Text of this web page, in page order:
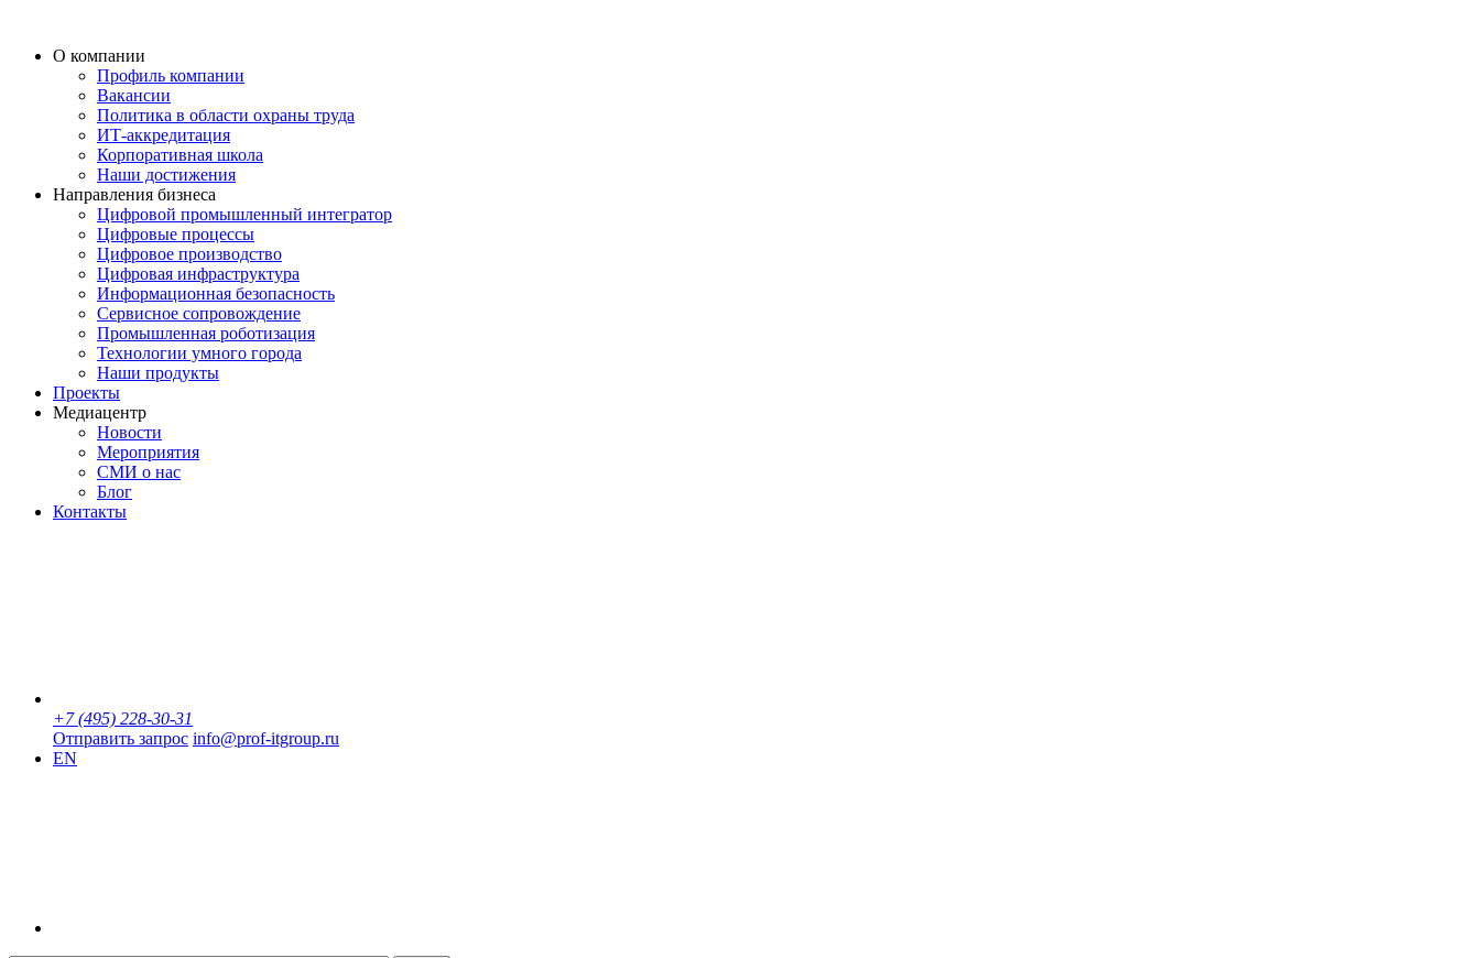
О компании
Профиль компании
Вакансии
Политика в области охраны труда
ИТ-аккредитация
Корпоративная школа
Наши достижения
Направления бизнеса
Цифровой промышленный интегратор
Цифровые процессы
Цифровое производство
Цифровая инфраструктура
Информационная безопасность
Сервисное сопровождение
Промышленная роботизация
Технологии умного города
Наши продукты
Проекты
Медиацентр
Новости
Мероприятия
СМИ о нас
Блог
Контакты
+7 (495) 228-30-31
Отправить запрос info@prof-itgroup.ru
EN